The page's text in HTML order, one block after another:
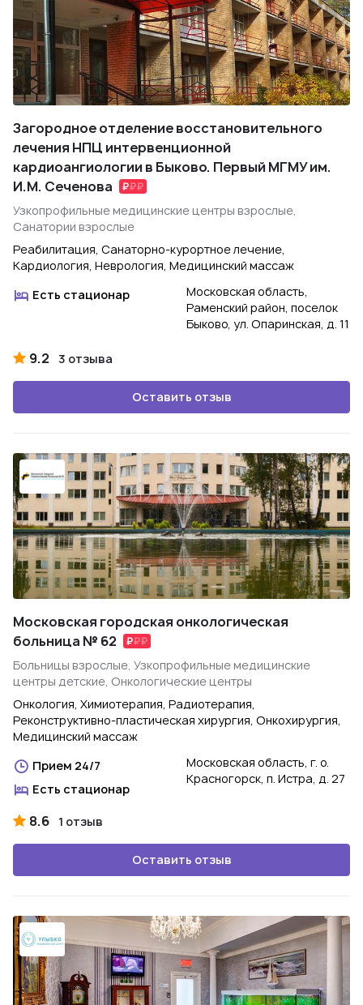
Загородное отделение восстановительного
лечения НПЦ интервенционной
кардиоангиологии в Быково. Первый МГМУ им.
И.М. Сеченова
Узкопрофильные медицинские центры взрослые,
Санатории взрослые
Реабилитация, Санаторно-курортное лечение,
Кардиология, Неврология, Медицинский массаж
Есть стационар
Московская область,
Раменский район, поселок
Быково, ул. Опаринская, д. 11
9.2 3 отзыва
Оставить отзыв
Московская городская онкологическая
больница № 62
Больницы взрослые, Узкопрофильные медицинские
центры детские, Онкологические центры
Онкология, Химиотерапия, Радиотерапия,
Реконструктивно-пластическая хирургия, Онкохирургия,
Медицинский массаж
Прием 24/7
Есть стационар
Московская область, г. о.
Красногорск, п. Истра, д. 27
8.6 1 отзыв
Оставить отзыв